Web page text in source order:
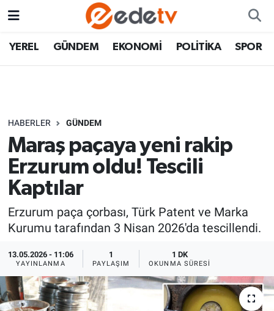
YEREL GÜNDEM EKONOMİ POLİTİKA SPOR
HABERLER GÜNDEM
Maraş paçaya yeni rakip
Erzurum oldu! Tescili
Kaptılar
Erzurum paça çorbası, Türk Patent ve Marka
Kurumu tarafından 3 Nisan 2026'da tescillendi.
13.05.2026 - 11:06
YAYINLANMA
1
PAYLAŞIM
1 DK
OKUNMA SÜRESI